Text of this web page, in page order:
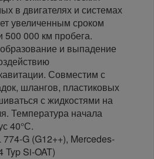
в двигателях и системах
увеличенным сроком
000 км пробега.
и выпадение
Совместим с
шлангов, пластиковых
с жидкостями на
Температура начала
40°С.
G (G12++), Mercedes-
Typ Si-OAT)